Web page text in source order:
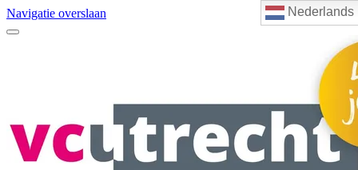
Nederlands
Navigatie overslaan